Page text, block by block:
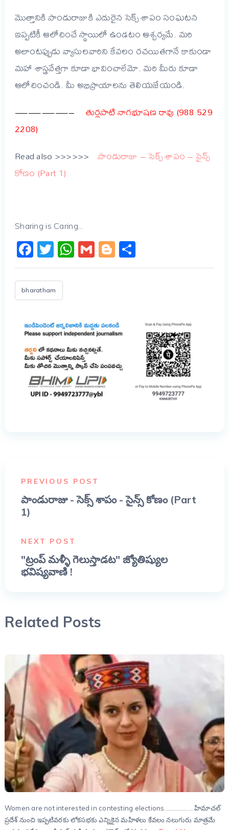
మొత్తానికి పాండురాజుకి ఎదురైన సెక్స్ శాపం సంఘటన
ఇప్పటికీ ఆలోచించే స్థాయిలో ఉండటం ఆశ్చర్యమే. మరి
అలాంటప్పుడు వ్యాసులవారిని కేవలం రచయితగానే కాకుండా
మహా శాస్త్రవేత్తగా కూడా భావించాలేమో. మరి మీరు కూడా
ఆలోచించండి. మీ అభిప్రాయాలను తెలియజేయండి.
————–
తుర్లపాటి నాగభూషణ రావు (988 529
2208)
Read also >>>>>> పాండురాజు – సెక్స్ శాపం – సైన్స్
కోణం (Part 1)
Sharing is Caring...
Facebook
Twitter
WhatsApp
GmailBlogger
Share
bharatham
PREVIOUS POST
పాండురాజు - సెక్స్ శాపం - సైన్స్ కోణం (Part
1)
NEXT POST
"ట్రంప్ మళ్ళీ గెలుస్తాడట" జ్యోతిష్యుల
భవిష్యవాణి !
Related Posts
Women are not interested in contesting elections……………… హిమాచల్
ప్రదేశ్ నుంచి ఇప్పటివరకు లోకసభకు ఎన్నికైన మహిళలు కేవలం నలుగురు మాత్రమే